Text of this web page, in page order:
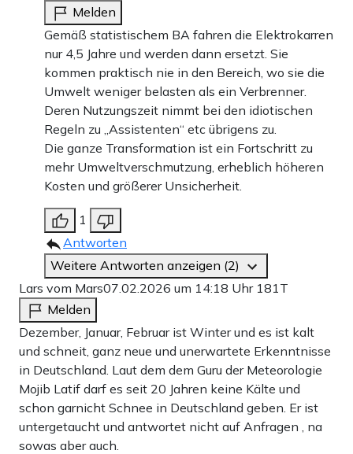
Melden
Gemäß statistischem BA fahren die Elektrokarren
nur 4,5 Jahre und werden dann ersetzt. Sie
kommen praktisch nie in den Bereich, wo sie die
Umwelt weniger belasten als ein Verbrenner.
Deren Nutzungszeit nimmt bei den idiotischen
Regeln zu „Assistenten“ etc übrigens zu.
Die ganze Transformation ist ein Fortschritt zu
mehr Umweltverschmutzung, erheblich höheren
Kosten und größerer Unsicherheit.
1
Antworten
Weitere Antworten anzeigen (2)
Lars vom Mars07.02.2026 um 14:18 Uhr 181T
Melden
Dezember, Januar, Februar ist Winter und es ist kalt
und schneit, ganz neue und unerwartete Erkenntnisse
in Deutschland. Laut dem dem Guru der Meteorologie
Mojib Latif darf es seit 20 Jahren keine Kälte und
schon garnicht Schnee in Deutschland geben. Er ist
untergetaucht und antwortet nicht auf Anfragen , na
sowas aber auch.